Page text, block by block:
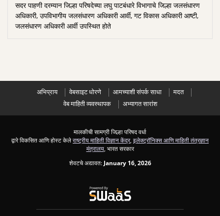
सदर पाहणी दरम्यान जिल्हा परिषदेच्या लघु पाटबंधारे विभागाचे जिल्हा जलसंधारण
अधिकारी, उपविभागीय जलसंधारण अधिकारी आर्वी, गट विकास अधिकारी आष्टी,
जलसंधारण अधिकारी आर्वी उपस्थित होते
अभिप्राय वेबसाइट धोरणे आमच्याशी संपर्क साधा
मदत
वेब माहिती व्यवस्थापक
अभ्यागत सारांश
मालकीची सामग्री जिल्हा परिषद वर्धा
द्वारे विकसित आणि होस्ट केलेराष्ट्रीय माहिती विज्ञान केंद्र, इलेक्ट्रॉनिक्स आणि माहिती तंत्रज्ञान
मंत्रालय, भारत सरकार
शेवटचे अद्यावत: January 16, 2026